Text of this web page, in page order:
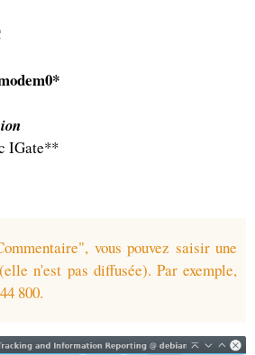
IGate**
vous pouvez saisir une
n'est pas diffusée). Par exemple,
800.